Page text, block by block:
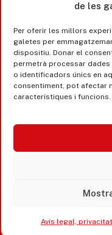
de les
Per oferir les millors
galetes per
dispositiu. Donar el
permetrà processar
o identificadors únics en
consentiment, pot afectar
característiques i funcions.
Avís legal,
Castell d’Aro · Platja
365